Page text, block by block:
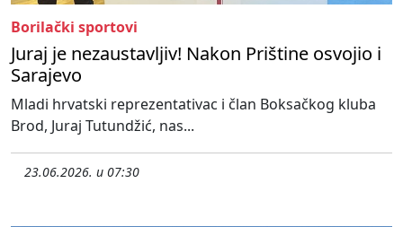
Borilački sportovi
Juraj je nezaustavljiv! Nakon Prištine osvojio i
Sarajevo
Mladi hrvatski reprezentativac i član Boksačkog kluba
Brod, Juraj Tutundžić, nas...
23.06.2026. u 07:30